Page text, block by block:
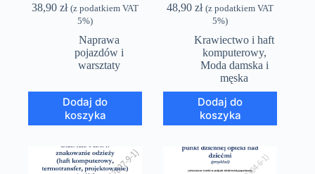
38,90zł (z podatkiem VAT
5%)
Naprawa
pojazdów i
warsztaty
Dodaj do
koszyka
48,90zł (z podatkiem VAT
5%)
Krawiectwo i haft
komputerowy,
Moda damska i
męska
Dodaj do
koszyka